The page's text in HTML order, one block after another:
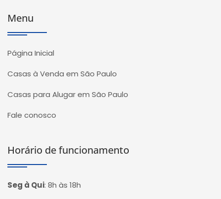
Menu
Página Inicial
Casas à Venda em São Paulo
Casas para Alugar em São Paulo
Fale conosco
Horário de funcionamento
Seg à Qui: 8h às 18h